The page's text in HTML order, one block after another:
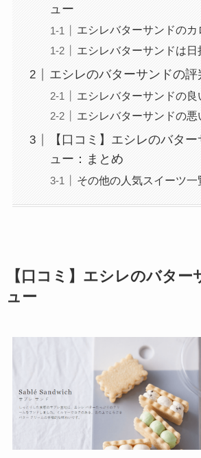
ュー
エシレバターサンドのカ
エシレバターサンドは日
エシレのバターサンドの評
エシレバターサンドの良
エシレバターサンドの悪
【口コミ】エシレのバタ
ュー：まとめ
その他の人気スイーツ一
【口コミ】エシレのバタ
ュー